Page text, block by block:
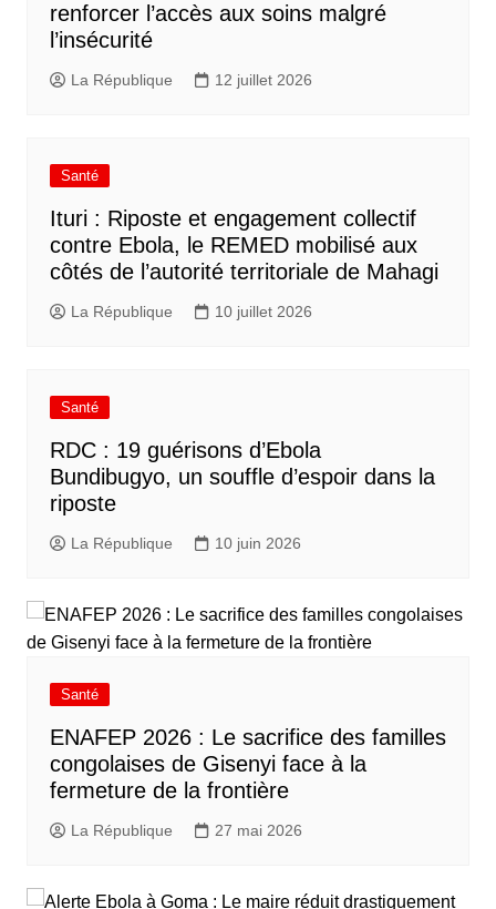
renforcer l’accès aux soins malgré
l’insécurité
La République 12 juillet 2026
Santé
Ituri : Riposte et engagement collectif
contre Ebola, le REMED mobilisé aux
côtés de l’autorité territoriale de Mahagi
La République 10 juillet 2026
Santé
RDC : 19 guérisons d’Ebola
Bundibugyo, un souffle d’espoir dans la
riposte
La République 10 juin 2026
Santé
ENAFEP 2026 : Le sacrifice des familles
congolaises de Gisenyi face à la
fermeture de la frontière
La République 27 mai 2026